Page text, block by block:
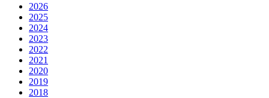
2026
2025
2024
2023
2022
2021
2020
2019
2018